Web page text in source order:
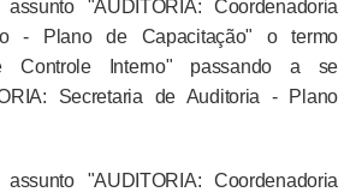
"AUDITORIA: Coordenadoria
- Plano de Capacitação" o termo
Controle Interno" passando a se
Secretaria de Auditoria - Plano
"AUDITORIA: Coordenadoria